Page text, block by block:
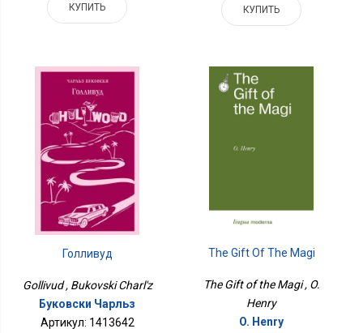
КУПИТЬ КУПИТЬ
Голливуд
Gollivud , Bukovski Charl'z
Буковски Чарльз
Артикул: 1413642
The Gift Of The Magi
The Gift of the Magi , O.
Henry
O. Henry